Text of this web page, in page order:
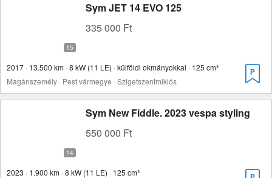
Sym JET 14 EVO 125
335 000 Ft
2017 · 13.500 km · 8 kW (11 LE) · külföldi okmányokkal · 125 cm³
Magánszemély · Pest vármegye · Szigetszentmiklós
Sym New Fiddle. 2023 vespa styling
550 000 Ft
2023 · 1.900 km · 8 kW (11 LE) · 125 cm³